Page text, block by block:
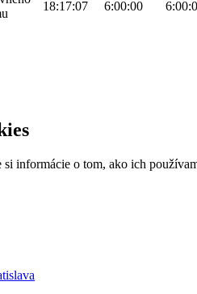
18:17:07
6:00:00
informácie o tom, ako ich